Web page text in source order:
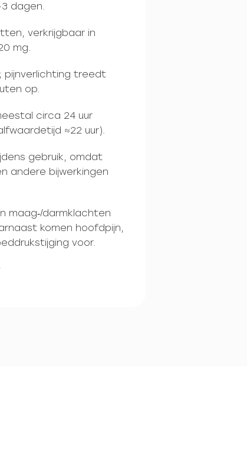
dagen.
verkrijgbaar in
mg.
pijnverlichting treedt
op.
circa 24 uur
≈22 uur).
gebruik, omdat
andere bijwerkingen
maag‑/darmklachten
komen hoofdpijn,
voor.